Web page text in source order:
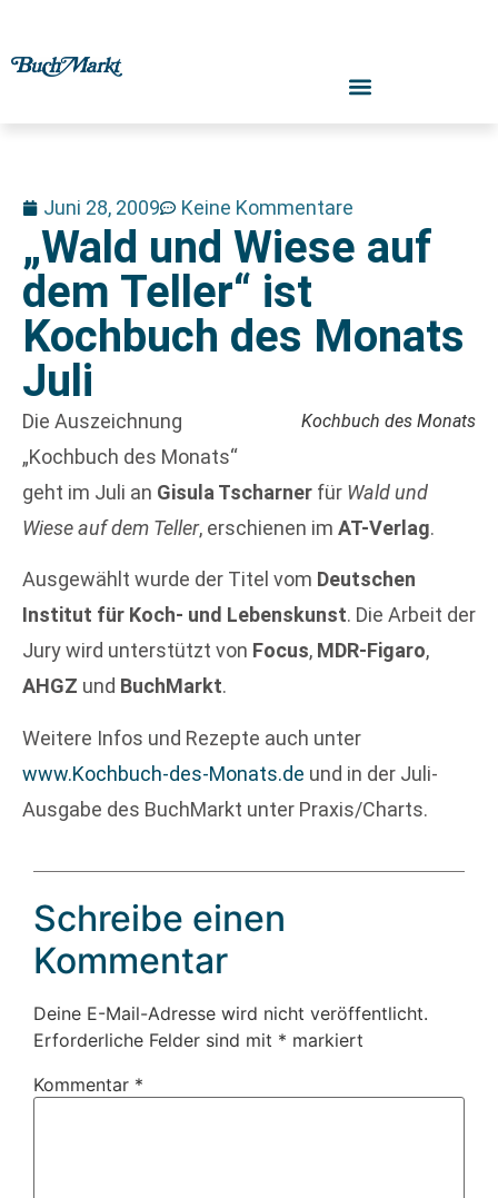
Juni 28, 2009 Keine Kommentare
„Wald und Wiese auf
dem Teller“ ist
Kochbuch des Monats
Juli
Kochbuch des Monats
Die Auszeichnung
„Kochbuch des Monats“
geht im Juli an Gisula Tscharner für Wald und
Wiese auf dem Teller, erschienen im AT-Verlag.
Ausgewählt wurde der Titel vom Deutschen
Institut für Koch- und Lebenskunst. Die Arbeit der
Jury wird unterstützt von Focus, MDR-Figaro,
AHGZ und BuchMarkt.
Weitere Infos und Rezepte auch unter
www.Kochbuch-des-Monats.de und in der Juli-
Ausgabe des BuchMarkt unter Praxis/Charts.
Schreibe einen
Kommentar
Deine E-Mail-Adresse wird nicht veröffentlicht.
Erforderliche Felder sind mit * markiert
Kommentar *